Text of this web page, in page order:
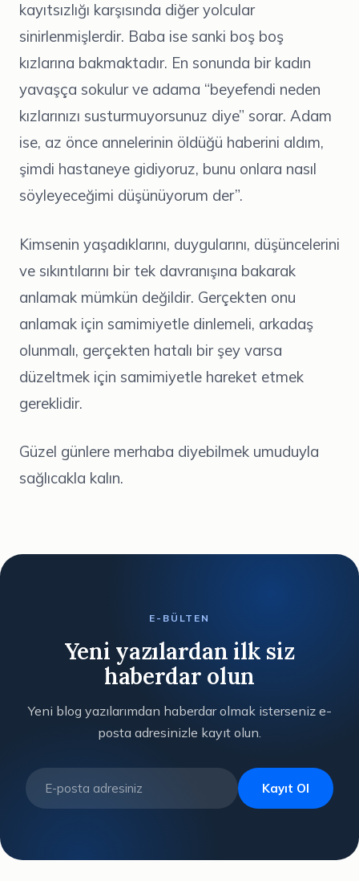
kayıtsızlığı karşısında diğer yolcular
sinirlenmişlerdir. Baba ise sanki boş boş
kızlarına bakmaktadır. En sonunda bir kadın
yavaşça sokulur ve adama “beyefendi neden
kızlarınızı susturmuyorsunuz diye” sorar. Adam
ise, az önce annelerinin öldüğü haberini aldım,
şimdi hastaneye gidiyoruz, bunu onlara nasıl
söyleyeceğimi düşünüyorum der”.
Kimsenin yaşadıklarını, duygularını, düşüncelerini
ve sıkıntılarını bir tek davranışına bakarak
anlamak mümkün değildir. Gerçekten onu
anlamak için samimiyetle dinlemeli, arkadaş
olunmalı, gerçekten hatalı bir şey varsa
düzeltmek için samimiyetle hareket etmek
gereklidir.
Güzel günlere merhaba diyebilmek umuduyla
sağlıcakla kalın.
E-BÜLTEN
Yeni yazılardan ilk siz
haberdar olun
Yeni blog yazılarımdan haberdar olmak isterseniz e-
posta adresinizle kayıt olun.
Kayıt Ol